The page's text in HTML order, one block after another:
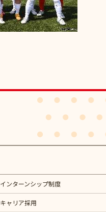
インターンシップ制度
キャリア採用